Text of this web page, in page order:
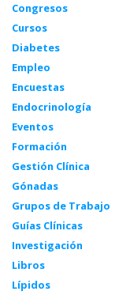
Congresos
Cursos
Diabetes
Empleo
Encuestas
Endocrinología
Eventos
Formación
Gestión Clínica
Gónadas
Grupos de Trabajo
Guías Clínicas
Investigación
Libros
Lípidos